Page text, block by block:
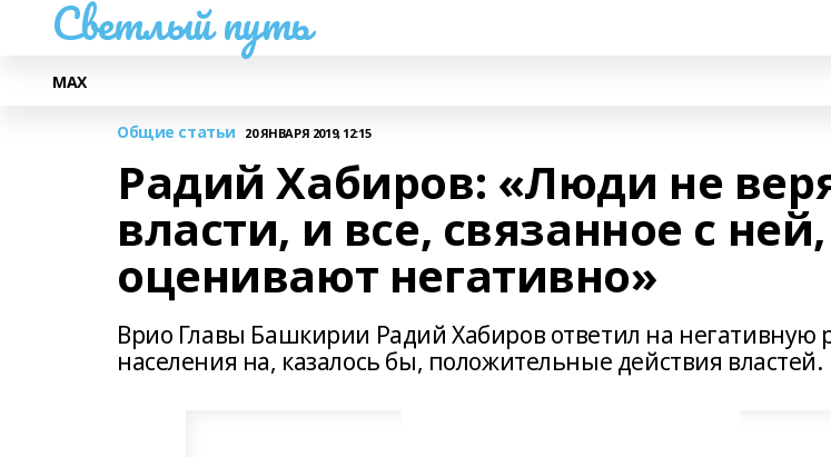
Светлый путь
МАХ
Общие статьи 20 ЯНВАРЯ 2019, 12:15
Радий Хабиров: «Люди не
власти, и все, связанное с ней,
оценивают негативно»
Врио Главы Башкирии Радий Хабиров ответил на негативную
населения на, казалось бы, положительные действия властей.